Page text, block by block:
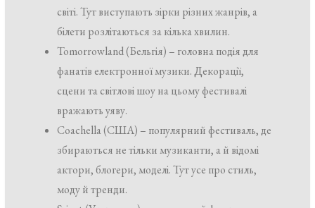
світі. Тут виступають зірки різних жанрів, а
білети розлітаються за кілька хвилин.
Tomorrowland (Бельгія) – головна подія для
фанатів електронної музики. Декорації,
сцени та світлові шоу на цьому фестивалі
вражають уяву.
Coachella (США) – популярний фестиваль, де
збираються не тільки музиканти, а й відомі
актори, блогери, моделі. Тут усе про стиль,
моду й тренди.